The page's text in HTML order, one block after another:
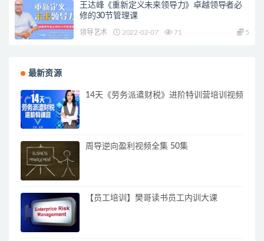
王达峰《重新定义未来领导力》卓越领导者必
修的30节管理课
领导艺术 2022-02-07 71 5
最新资源
14天《劳务派遣财税》进阶特训营培训视频
周导逆向盈利视频全集 50集
【员工培训】樊哥读书员工内训大课